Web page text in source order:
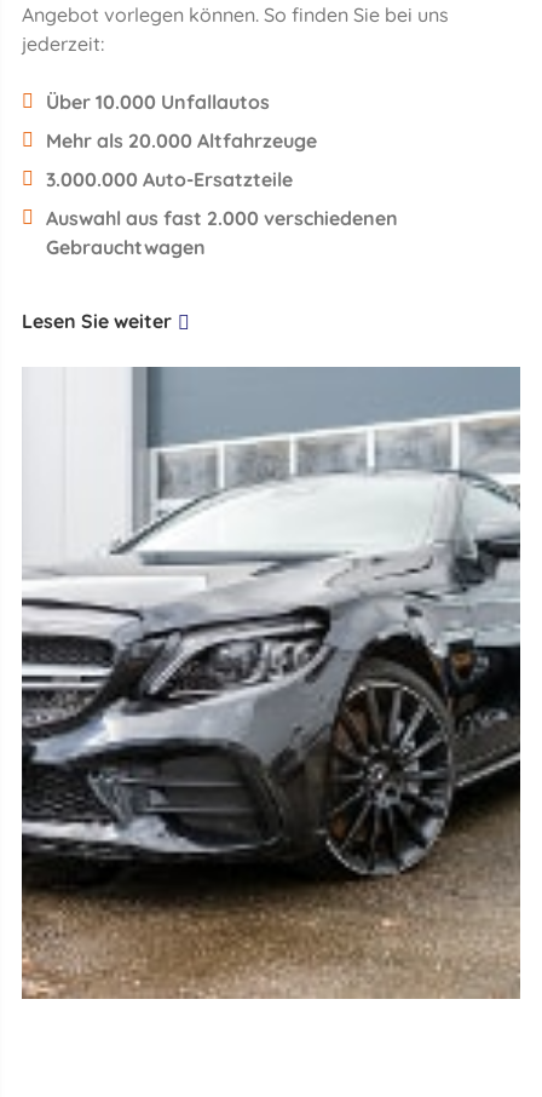
Angebot vorlegen können. So finden Sie bei uns
jederzeit:
Über 10.000 Unfallautos
Mehr als 20.000 Altfahrzeuge
3.000.000 Auto-Ersatzteile
Auswahl aus fast 2.000 verschiedenen
Gebrauchtwagen
Lesen Sie weiter